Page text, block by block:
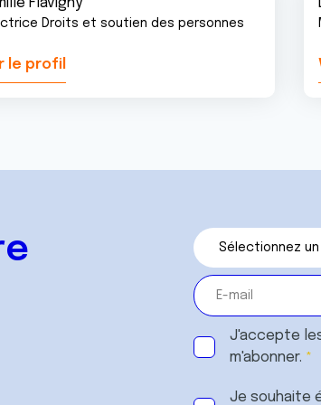
Flavigny
Droits et soutien des personnes
le profil
J'accepte
m'abonner.
Je souhaite